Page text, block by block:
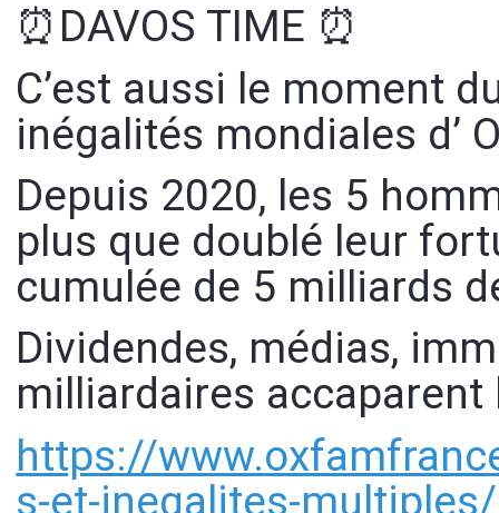
⏰DAVOS TIME ⏰
C’est aussi le moment
inégalités mondiales d’
Depuis 2020, les 5
plus que doublé leur
cumulée de 5 milliards
Dividendes, médias,
milliardaires accaparent
https://www.
s-et-inegalites-multiples/